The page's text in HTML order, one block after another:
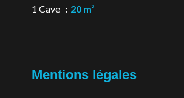
1 Cave
20 m²
Mentions légales